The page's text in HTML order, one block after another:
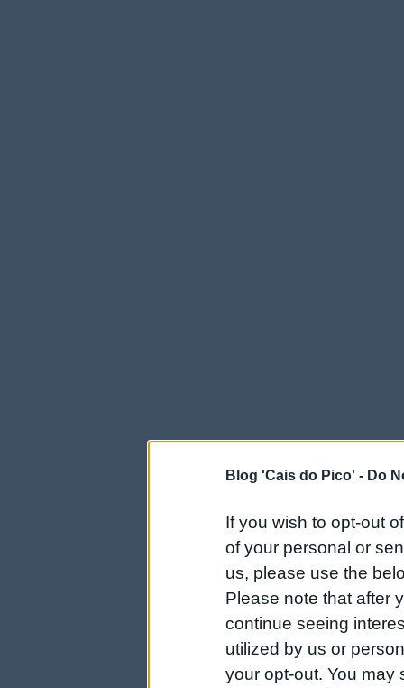
Blog 'Cais do Pico' - Do
If you wish to opt-out
of your personal or
us, please use the
Please note that after
continue seeing
utilized by us or
your opt-out. You may